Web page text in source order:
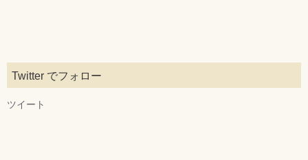
Twitter でフォロー
ツイート